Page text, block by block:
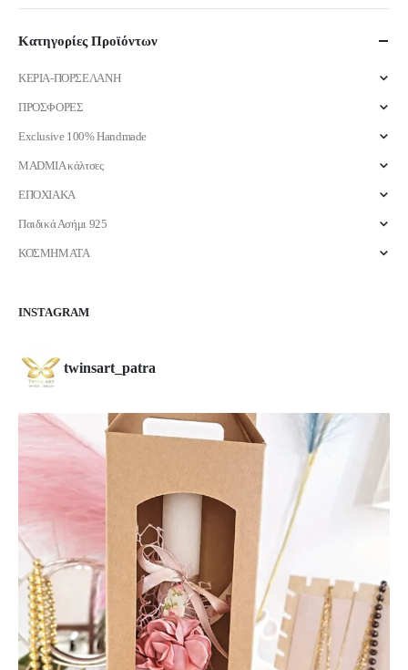
Κατηγορίες Προϊόντων
ΚΕΡΙΑ-ΠΟΡΣΕΛΑΝΗ
ΠΡΟΣΦΟΡΕΣ
Exclusive 100% Handmade
MADMIA κάλτσες
ΕΠΟΧΙΑΚΑ
Παιδικά Ασήμι 925
ΚΟΣΜΗΜΑΤΑ
INSTAGRAM
twinsart_patra